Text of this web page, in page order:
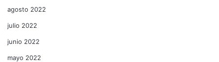
agosto 2022
julio 2022
junio 2022
mayo 2022